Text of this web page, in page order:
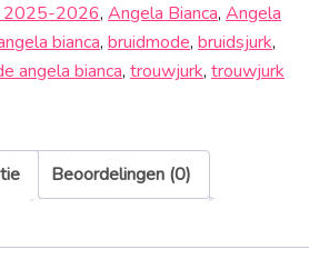
2025-2026, Angela Bianca, Angela
bianca, bruidmode, bruidsjurk,
angela bianca, trouwjurk, trouwjurk
Beoordelingen (0)